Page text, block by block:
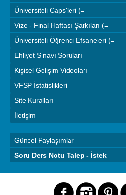
Üniversiteli Caps'leri (=
Vize - Final Haftası Şarkıları (=
Üniversiteli Öğrenci Efsaneleri (=
Ehliyet Sınavı Soruları
Kişisel Gelişim Videoları
VFSP İstatislikleri
Site Kuralları
İletişim
Güncel Paylaşımlar
Soru Ders Notu Talep - İstek